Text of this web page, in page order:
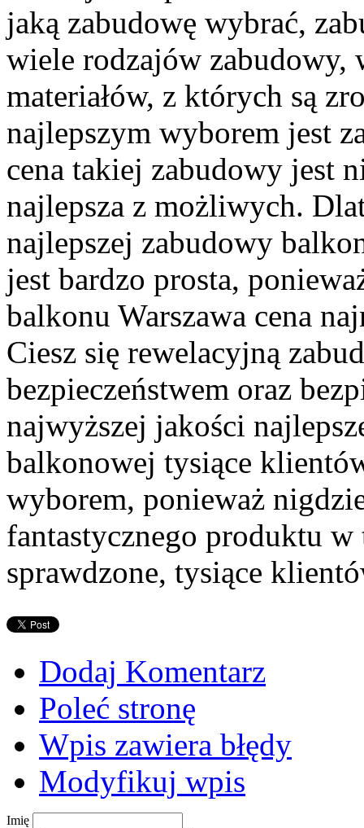
jaką zabudowę wybrać,
wiele rodzajów
materiałów, z których są
najlepszym wyborem jest
cena takiej zabudowy jest
najlepsza z możliwych.
najlepszej zabudowy
jest bardzo prosta,
balkonu Warszawa cena
Ciesz się rewelacyjną
bezpieczeństwem oraz
najwyższej jakości
balkonowej tysiące
wyborem, ponieważ
fantastycznego produktu
sprawdzone, tysiące
Dodaj Komentarz
Poleć stronę
Wpis zawiera błędy
Modyfikuj wpis
Imię